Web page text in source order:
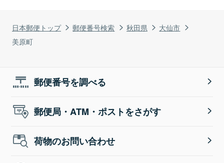
日本郵便トップ 郵便番号検索 秋田県
大仙市
美原町
郵便番号を調べる
郵便局・ATM・ポストをさがす
荷物のお問い合わせ